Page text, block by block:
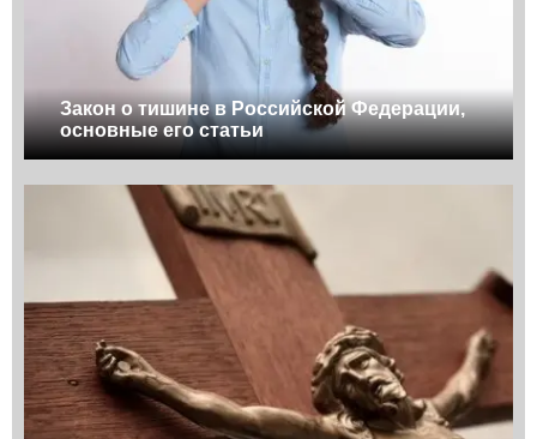
Закон о тишине в Российской Федерации,
основные его статьи